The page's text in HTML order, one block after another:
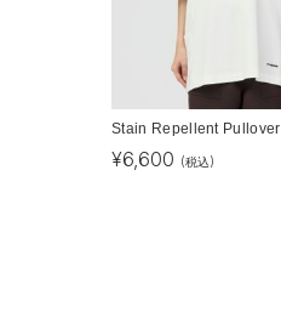
Stain Repellent Pullover
¥6,600 (税込)